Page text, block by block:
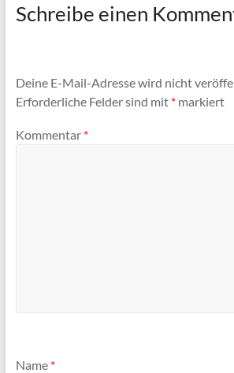
Schreibe einen
Deine E-Mail-Adresse wird nicht
Erforderliche Felder sind mit *markiert
Kommentar *
Name *